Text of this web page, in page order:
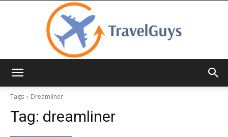
Tags
Dreamliner
Tag: dreamliner